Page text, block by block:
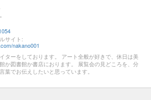
サイト:
nakano001
ターをしております。 アート全般が好きで、休日は美
か図書館か書店におります。 展覧会の見どころを、分
葉でお伝えしたいと思っています。